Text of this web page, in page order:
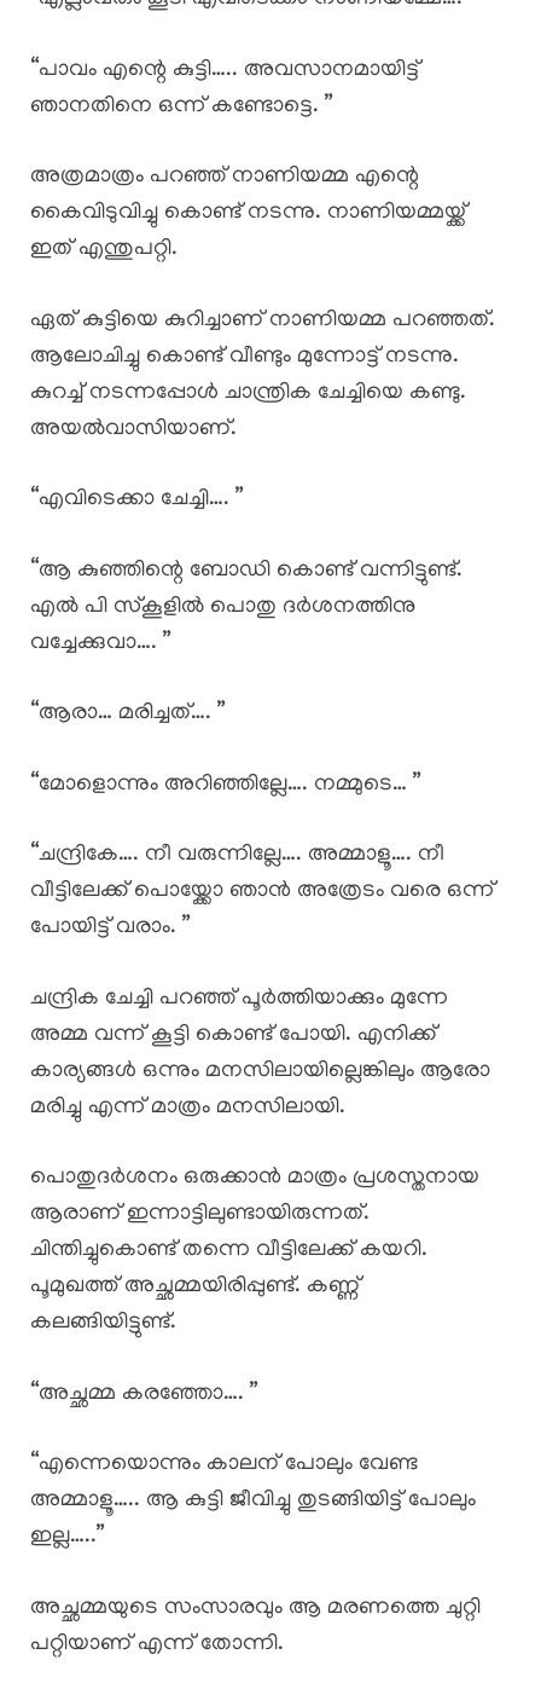
“പാവം എന്റെ കുട്ടി….. അവസാനമായിട്ട്
ഞാനതിനെ ഒന്ന് കണ്ടോട്ടെ. ”
അത്രമാത്രം പറഞ്ഞ് നാണിയമ്മ എന്റെ
കൈവിടുവിച്ചു കൊണ്ട് നടന്നു. നാണിയമ്മയ്ക്ക്
ഇത് എന്തുപറ്റി.
ഏത് കുട്ടിയെ കുറിച്ചാണ് നാണിയമ്മ പറഞ്ഞത്.
ആലോചിച്ചു കൊണ്ട് വീണ്ടും മുന്നോട്ട് നടന്നു.
കുറച്ച് നടന്നപ്പോൾ ചാന്ത്രിക ചേച്ചിയെ കണ്ടു.
അയൽവാസിയാണ്.
“എവിടെക്കാ ചേച്ചി…. ”
“ആ കുഞ്ഞിന്റെ ബോഡി കൊണ്ട് വന്നിട്ടുണ്ട്.
എൽ പി സ്കൂളിൽ പൊതു ദർശനത്തിനു
വച്ചേക്കുവാ…. ”
“ആരാ… മരിച്ചത്…. ”
“മോളൊന്നും അറിഞ്ഞില്ലേ…. നമ്മുടെ… ”
“ചന്ദ്രികേ…. നീ വരുന്നില്ലേ…. അമ്മാളൂ…. നീ
വീട്ടിലേക്ക് പൊയ്ക്കോ ഞാൻ അത്രേടം വരെ ഒന്ന്
പോയിട്ട് വരാം. ”
ചന്ദ്രിക ചേച്ചി പറഞ്ഞ് പൂർത്തിയാക്കും മുന്നേ
അമ്മ വന്ന് കൂട്ടി കൊണ്ട് പോയി. എനിക്ക്
കാര്യങ്ങൾ ഒന്നും മനസിലായില്ലെങ്കിലും ആരോ
മരിച്ചു എന്ന് മാത്രം മനസിലായി.
പൊതുദർശനം ഒരുക്കാൻ മാത്രം പ്രശസ്തനായ
ആരാണ് ഇന്നാട്ടിലുണ്ടായിരുന്നത്.
ചിന്തിച്ചുകൊണ്ട് തന്നെ വീട്ടിലേക്ക് കയറി.
പൂമുഖത്ത് അച്ഛമ്മയിരിപ്പുണ്ട്. കണ്ണ്
കലങ്ങിയിട്ടുണ്ട്.
“അച്ഛമ്മ കരഞ്ഞോ…. ”
“എന്നെയൊന്നും കാലന് പോലും വേണ്ട
അമ്മാളൂ….. ആ കുട്ടി ജീവിച്ചു തുടങ്ങിയിട്ട് പോലും
ഇല്ല…..”
അച്ഛമ്മയുടെ സംസാരവും ആ മരണത്തെ ചുറ്റി
പറ്റിയാണ് എന്ന് തോന്നി.